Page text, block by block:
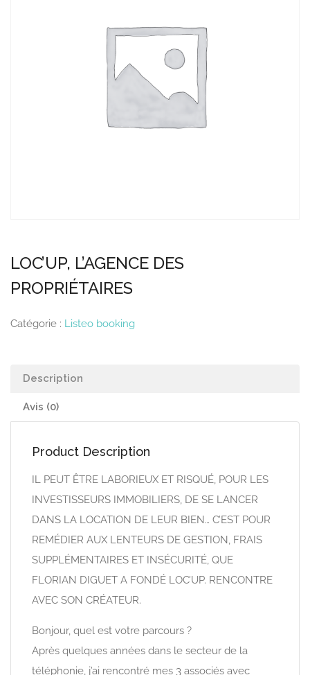
LOC’UP, L’AGENCE DES
PROPRIÉTAIRES
Catégorie : Listeo booking
Description
Avis (0)
Product Description
IL PEUT ÊTRE LABORIEUX ET RISQUÉ, POUR LES
INVESTISSEURS IMMOBILIERS, DE SE LANCER
DANS LA LOCATION DE LEUR BIEN… C’EST POUR
REMÉDIER AUX LENTEURS DE GESTION, FRAIS
SUPPLÉMENTAIRES ET INSÉCURITÉ, QUE
FLORIAN DIGUET A FONDÉ LOC’UP. RENCONTRE
AVEC SON CRÉATEUR.
Bonjour, quel est votre parcours ?
Après quelques années dans le secteur de la
téléphonie, j’ai rencontré mes 3 associés avec